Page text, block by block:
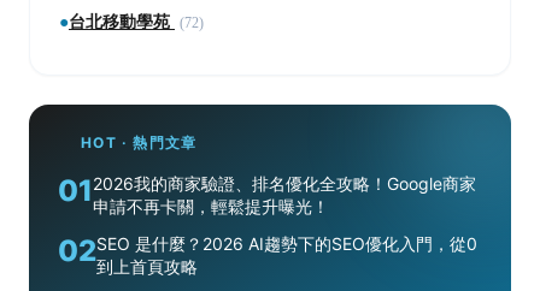
●台北移動學苑 (72)
HOT · 熱門文章
012026我的商家驗證、排名優化全攻略！Google商家
申請不再卡關，輕鬆提升曝光！
02SEO 是什麼？2026 AI趨勢下的SEO優化入門，從0
到上首頁攻略